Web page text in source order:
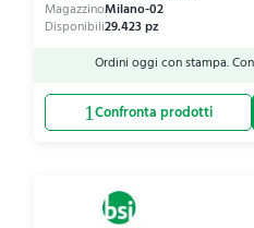
Ordini oggi con stampa.